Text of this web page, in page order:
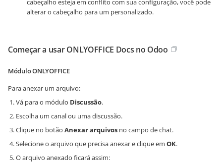
cabeçalho esteja em conflito com sua configuração, você pode
alterar o cabeçalho para um personalizado.
Começar a usar ONLYOFFICE Docs no Odoo
Módulo ONLYOFFICE
Para anexar um arquivo:
Vá para o módulo Discussão.
Escolha um canal ou uma discussão.
Clique no botão Anexar arquivos no campo de chat.
Selecione o arquivo que precisa anexar e clique em OK.
O arquivo anexado ficará assim: